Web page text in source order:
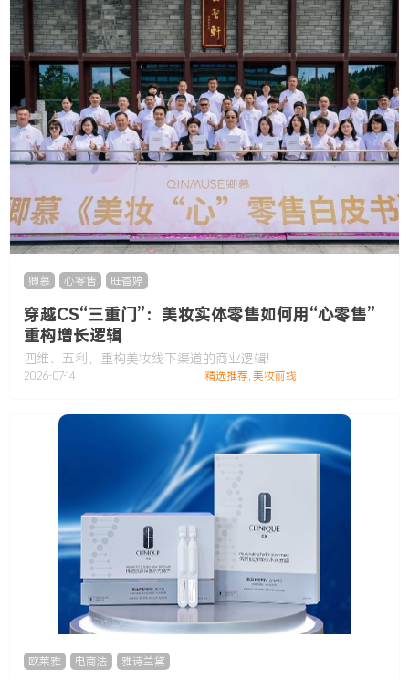
卿慕 心零售 旺香婷
穿越CS“三重门”：美妆实体零售如何用“心零售”
重构增长逻辑
四维、五利，重构美妆线下渠道的商业逻辑!
2026-07-14 精选推荐,美妆前线
欧莱雅 电商法 雅诗兰黛